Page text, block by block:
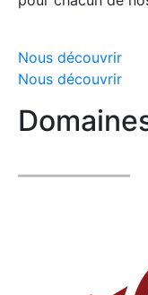
Nous découvrir
Nous découvrir